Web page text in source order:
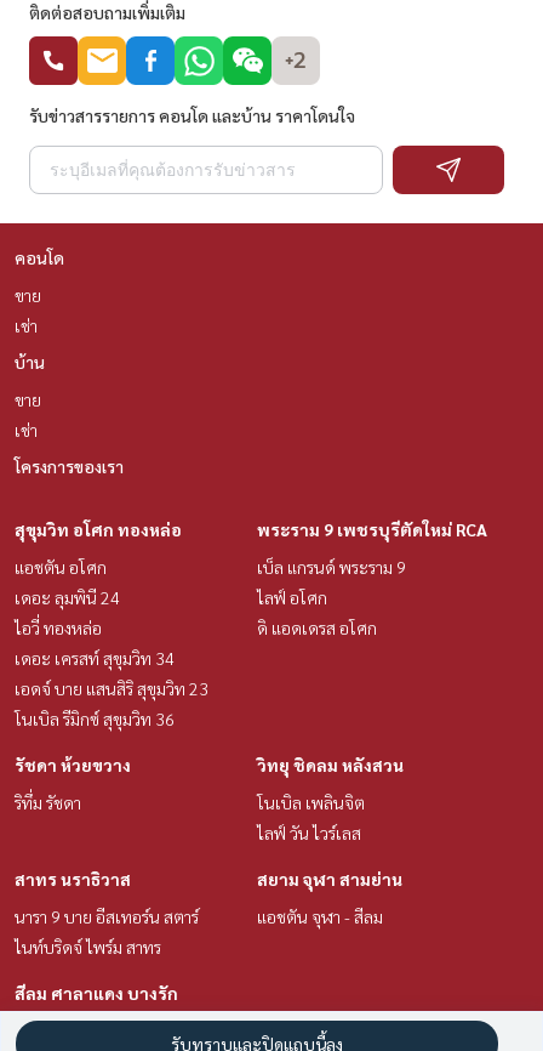
ติดต่อสอบถามเพิ่มเติม
+2
รับข่าวสารรายการ คอนโด และบ้าน ราคาโดนใจ
คอนโด
ขาย
เช่า
บ้าน
ขาย
เช่า
โครงการของเรา
สุขุมวิท อโศก ทองหล่อ
แอชตัน อโศก
เดอะ ลุมพินี 24
ไอวี่ ทองหล่อ
เดอะ เครสท์ สุขุมวิท 34
เอดจ์ บาย แสนสิริ สุขุมวิท 23
โนเบิล รีมิกซ์ สุขุมวิท 36
พระราม 9 เพชรบุรีตัดใหม่ RCA
เบ็ล แกรนด์ พระราม 9
ไลฟ์ อโศก
ดิ แอดเดรส อโศก
รัชดา ห้วยขวาง
ริทึ่ม รัชดา
วิทยุ ชิดลม หลังสวน
โนเบิล เพลินจิต
ไลฟ์ วัน ไวร์เลส
สาทร นราธิวาส
นารา 9 บาย อีสเทอร์น สตาร์
ไนท์บริดจ์ ไพร์ม สาทร
สยาม จุฬา สามย่าน
แอชตัน จุฬา - สีลม
สีลม ศาลาแดง บางรัก
แอชตัน สีลม
รับทราบและปิดแถบนี้ลง